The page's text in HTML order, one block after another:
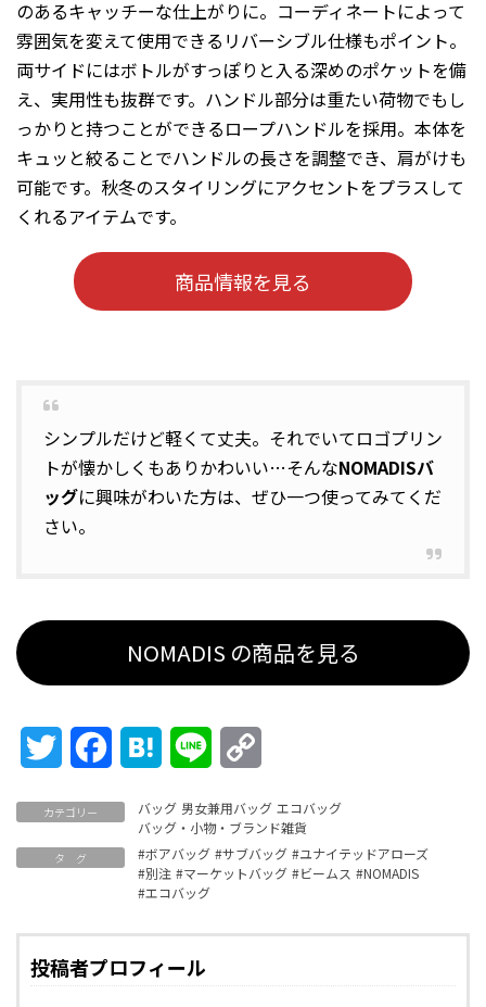
のあるキャッチーな仕上がりに。コーディネートによって
雰囲気を変えて使用できるリバーシブル仕様もポイント。
両サイドにはボトルがすっぽりと入る深めのポケットを備
え、実用性も抜群です。ハンドル部分は重たい荷物でもし
っかりと持つことができるロープハンドルを採用。本体を
キュッと絞ることでハンドルの長さを調整でき、肩がけも
可能です。秋冬のスタイリングにアクセントをプラスして
くれるアイテムです。
商品情報を見る
シンプルだけど軽くて丈夫。それでいてロゴプリン
トが懐かしくもありかわいい…そんなNOMADISバ
ッグに興味がわいた方は、ぜひ一つ使ってみてくだ
さい。
NOMADIS の商品を見る
Twitter FacebookHatena Line
カテゴリー バッグ 男女兼用バッグ エコバッグ
バッグ・小物・ブランド雑貨
タ グ #ボアバッグ #サブバッグ #ユナイテッドアローズ
#別注 #マーケットバッグ #ビームス #NOMADIS
#エコバッグ
投稿者プロフィール